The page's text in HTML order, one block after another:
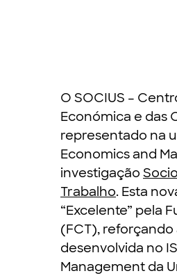
O SOCIUS –
Económica e das
representado na
Economics and
investigação
Trabalho. Esta
“Excelente” pela
(FCT),
desenvolvida no
Management da